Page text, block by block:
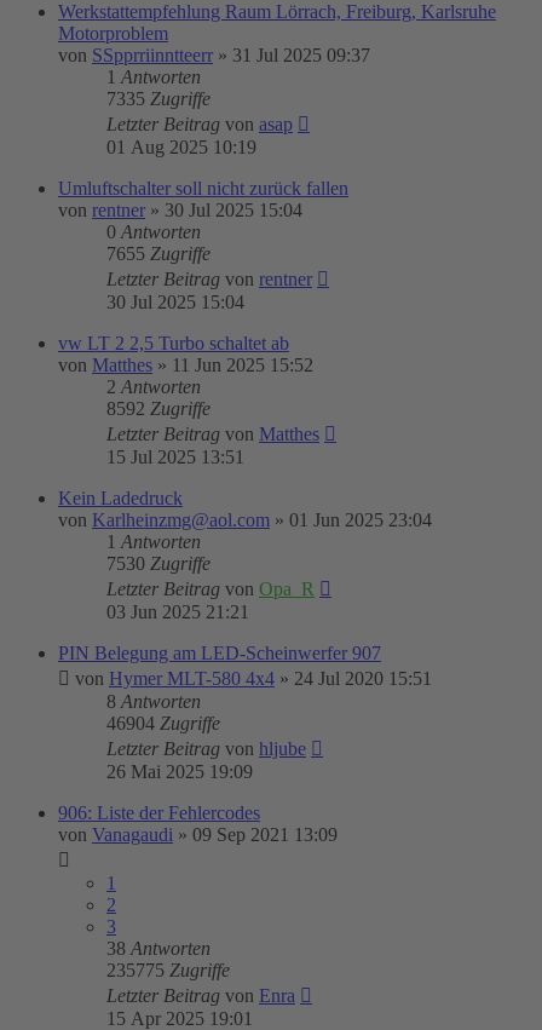
Werkstattempfehlung Raum Lörrach, Freiburg, Karlsruhe
Motorproblem
von SSpprriinntteerr » 31 Jul 2025 09:37
1 Antworten
7335 Zugriffe
Letzter Beitrag von asap
01 Aug 2025 10:19
Umluftschalter soll nicht zurück fallen
von rentner » 30 Jul 2025 15:04
0 Antworten
7655 Zugriffe
Letzter Beitrag von rentner
30 Jul 2025 15:04
vw LT 2 2,5 Turbo schaltet ab
von Matthes » 11 Jun 2025 15:52
2 Antworten
8592 Zugriffe
Letzter Beitrag von Matthes
15 Jul 2025 13:51
Kein Ladedruck
von Karlheinzmg@aol.com » 01 Jun 2025 23:04
1 Antworten
7530 Zugriffe
Letzter Beitrag von Opa_R
03 Jun 2025 21:21
PIN Belegung am LED-Scheinwerfer 907
von Hymer MLT-580 4x4 » 24 Jul 2020 15:51
8 Antworten
46904 Zugriffe
Letzter Beitrag von hljube
26 Mai 2025 19:09
906: Liste der Fehlercodes
von Vanagaudi » 09 Sep 2021 13:09
1
2
3
38 Antworten
235775 Zugriffe
Letzter Beitrag von Enra
15 Apr 2025 19:01